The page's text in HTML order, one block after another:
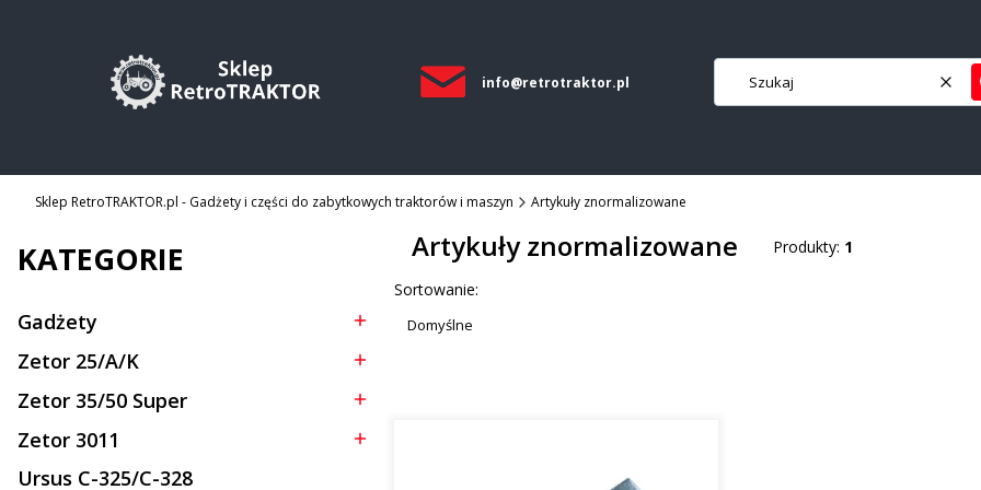
info@retrotraktor.pl
Sklep RetroTRAKTOR.pl - Gadżety i części do zabytkowych traktorów i maszyn Artykuły znormalizowane
KATEGORIE
Kategoria - Gadżety
Gadżety
Kategoria - Zetor 25/A/K
Zetor 25/A/K
Kategoria - Zetor 35/50 Super
Zetor 35/50 Super
Kategoria - Zetor 3011
Zetor 3011
Ursus C-325/C-328
Artykuły znormalizowane Produkty: 1
Lista produktów
Sortowanie:
Domyślne